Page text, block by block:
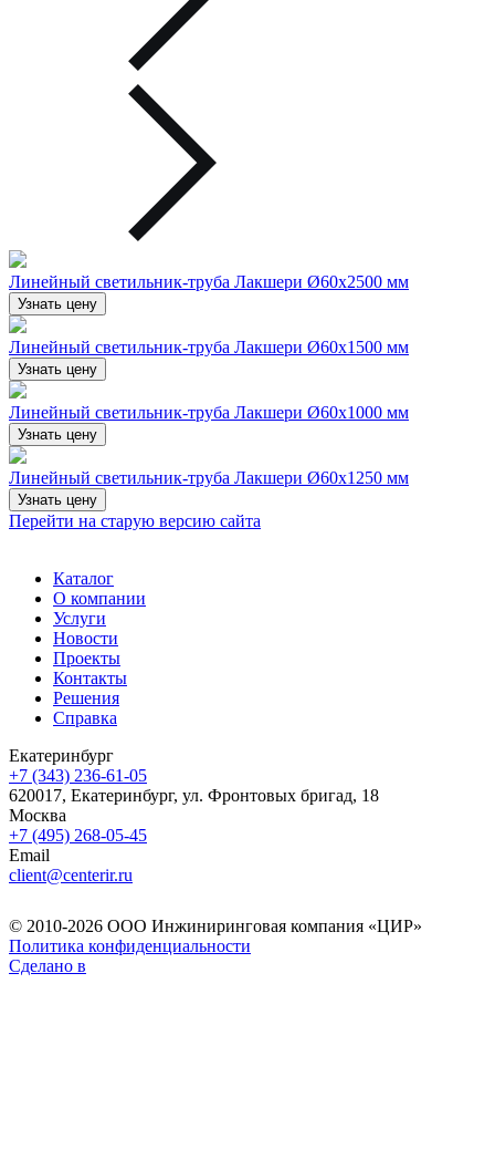
Линейный светильник-труба Лакшери Ø60х2500 мм
Узнать цену
Линейный светильник-труба Лакшери Ø60х1500 мм
Узнать цену
Линейный светильник-труба Лакшери Ø60х1000 мм
Узнать цену
Линейный светильник-труба Лакшери Ø60х1250 мм
Узнать цену
Перейти на старую версию сайта
Каталог
О компании
Услуги
Новости
Проекты
Контакты
Решения
Справка
Екатеринбург
+7 (343) 236-61-05
620017, Екатеринбург, ул. Фронтовых бригад, 18
Москва
+7 (495) 268-05-45
Email
client@centerir.ru
© 2010-2026 ООО Инжиниринговая компания «ЦИР»
Политика конфиденциальности
Сделано в